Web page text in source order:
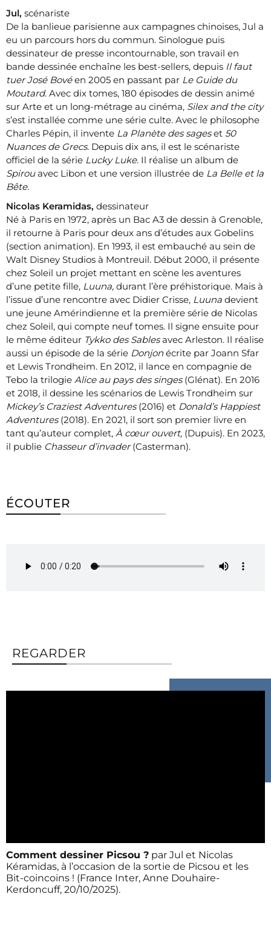
Jul, scénariste
De la banlieue parisienne aux campagnes chinoises, Jul a
eu un parcours hors du commun. Sinologue puis
dessinateur de presse incontournable, son travail en
bande dessinée enchaîne les best-sellers, depuis Il faut
tuer José Bovéen 2005 en passant par Le Guide du
Moutard. Avec dix tomes, 180 épisodes de dessin animé
sur Arte et un long-métrage au cinéma, Silex and the city
s’est installée comme une série culte. Avec le philosophe
Charles Pépin, il invente La Planète des sageset 50
Nuances de Grecs. Depuis dix ans, il est le scénariste
officiel de la série Lucky Luke. Il réalise un album de
Spirouavec Libon et une version illustrée de La Belle et la
Bête.
Nicolas Keramidas, dessinateur
Né à Paris en 1972, après un Bac A3 de dessin à Grenoble,
il retourne à Paris pour deux ans d’études aux Gobelins
(section animation). En 1993, il est embauché au sein de
Walt Disney Studios à Montreuil. Début 2000, il présente
chez Soleil un projet mettant en scène les aventures
d’une petite fille, Luuna, durant l’ère préhistorique. Mais à
l’issue d’une rencontre avec Didier Crisse, Luuna devient
une jeune Amérindienne et la première série de Nicolas
chez Soleil, qui compte neuf tomes. Il signe ensuite pour
le même éditeur Tykko des Sablesavec Arleston. Il réalise
aussi un épisode de la série Donjon écrite par Joann Sfar
et Lewis Trondheim. En 2012, il lance en compagnie de
Tebo la trilogie Alice au pays des singes(Glénat). En 2016
et 2018, il dessine les scénarios de Lewis Trondheim sur
Mickey’s Craziest Adventures(2016) et Donald’s Happiest
Adventures(2018). En 2021, il sort son premier livre en
tant qu’auteur complet, À cœur ouvert, (Dupuis). En 2023,
il publie Chasseur d’invader(Casterman).
ÉCOUTER
REGARDER
Comment dessiner Picsou ? par Jul et Nicolas
Kéramidas, à l’occasion de la sortie de Picsou et les
Bit-coincoins ! (France Inter, Anne Douhaire-
Kerdoncuff, 20/10/2025).